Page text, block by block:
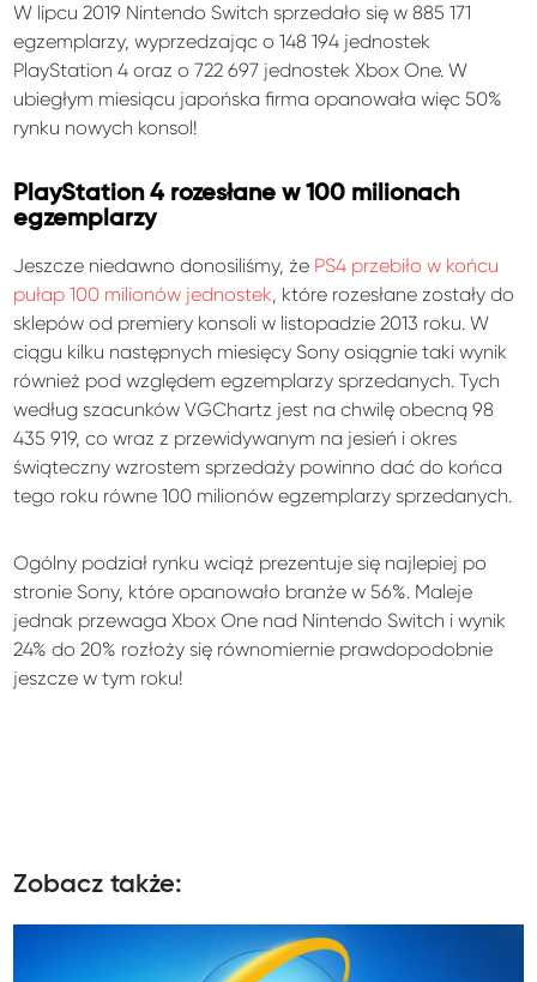
W lipcu 2019 Nintendo Switch sprzedało się w 885 171
egzemplarzy, wyprzedzając o 148 194 jednostek
PlayStation 4 oraz o 722 697 jednostek Xbox One. W
ubiegłym miesiącu japońska firma opanowała więc 50%
rynku nowych konsol!
PlayStation 4 rozesłane w 100 milionach
egzemplarzy
Jeszcze niedawno donosiliśmy, że PS4 przebiło w końcu
pułap 100 milionów jednostek, które rozesłane zostały do
sklepów od premiery konsoli w listopadzie 2013 roku. W
ciągu kilku następnych miesięcy Sony osiągnie taki wynik
również pod względem egzemplarzy sprzedanych. Tych
według szacunków VGChartz jest na chwilę obecną 98
435 919, co wraz z przewidywanym na jesień i okres
świąteczny wzrostem sprzedaży powinno dać do końca
tego roku równe 100 milionów egzemplarzy sprzedanych.
Ogólny podział rynku wciąż prezentuje się najlepiej po
stronie Sony, które opanowało branże w 56%. Maleje
jednak przewaga Xbox One nad Nintendo Switch i wynik
24% do 20% rozłoży się równomiernie prawdopodobnie
jeszcze w tym roku!
Zobacz także: